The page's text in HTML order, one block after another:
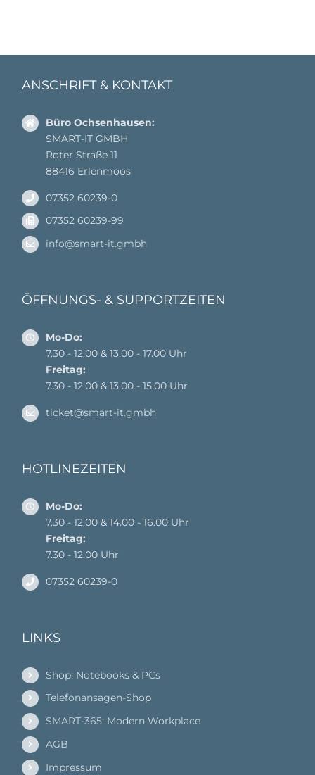
ANSCHRIFT & KONTAKT
Büro Ochsenhausen:
SMART-IT GMBH
Roter Straße 11
88416 Erlenmoos
07352 60239-0
07352 60239-99
info@smart-it.gmbh
ÖFFNUNGS- & SUPPORTZEITEN
Mo-Do:
7.30 - 12.00 & 13.00 - 17.00 Uhr
Freitag:
7.30 - 12.00 & 13.00 - 15.00 Uhr
ticket@smart-it.gmbh
HOTLINEZEITEN
Mo-Do:
7.30 - 12.00 & 14.00 - 16.00 Uhr
Freitag:
7.30 - 12.00 Uhr
07352 60239-0
LINKS
Shop: Notebooks & PCs
Telefonansagen-Shop
SMART-365: Modern Workplace
AGB
Impressum